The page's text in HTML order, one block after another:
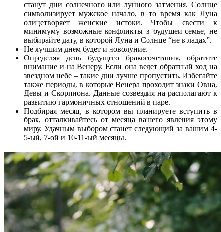
станут дни солнечного или лунного затмения. Солнце
символизирует мужское начало, в то время как Луна
олицетворяет женские истоки. Чтобы свести к
минимуму возможные конфликты в будущей семье, не
выбирайте дату, в которой Луна и Солнце “не в ладах”.
Не лучшим днем будет и новолуние.
Определяя день будущего бракосочетания, обратите
внимание и на Венеру. Если она ведет обратный ход на
звездном небе – такие дни лучше пропустить. Избегайте
также периоды, в которые Венера проходит знаки Овна,
Девы и Скорпиона. Данные созвездия на располагают к
развитию гармоничных отношений в паре.
Подбирая месяц, в котором вы планируете вступить в
брак, отталкивайтесь от месяца вашего явления этому
миру. Удачным выбором станет следующий за вашим 4-
5-ый, 7-ой и 10-11-ый месяцы.